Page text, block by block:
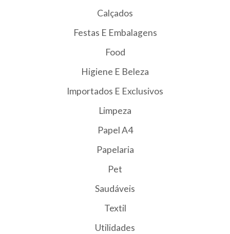
Calçados
Festas E Embalagens
Food
Higiene E Beleza
Importados E Exclusivos
Limpeza
Papel A4
Papelaria
Pet
Saudáveis
Textil
Utilidades